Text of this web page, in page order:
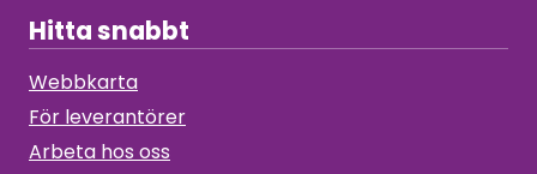
Hitta snabbt
Webbkarta
För leverantörer
Arbeta hos oss